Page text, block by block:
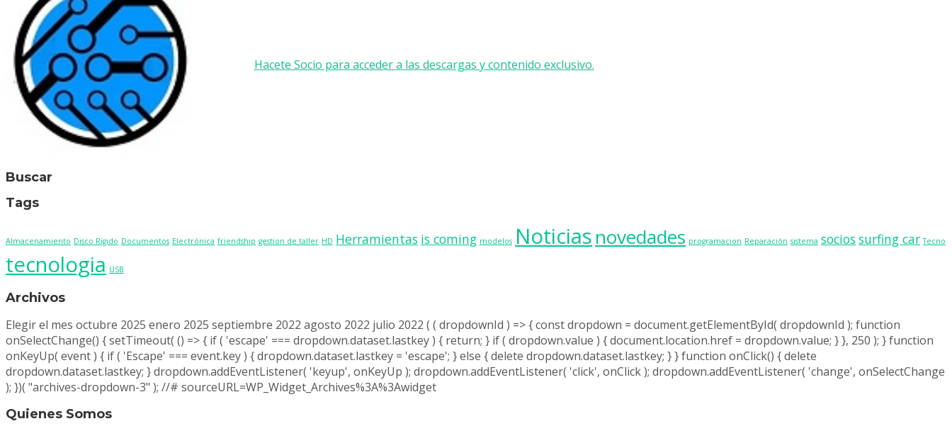
Hacete Socio para acceder a las descargas y contenido exclusivo.
Buscar
Buscar:
Tags
Almacenamiento Disco Rigido Documentos Electrónica friendship gestion de taller HD Herramientas is coming modelos Noticiasnovedades programacion Reparación sistema sociossurfing car Tecno
tecnologia USB
Archivos
Archivos
Elegir el mes octubre 2025 enero 2025 septiembre 2022 agosto 2022 julio 2022 ( ( dropdownId ) => { const dropdown = document.getElementById( dropdownId ); function
onSelectChange() { setTimeout( () => { if ( 'escape' === dropdown.dataset.lastkey ) { return; } if ( dropdown.value ) { document.location.href = dropdown.value; } }, 250 ); } function
onKeyUp( event ) { if ( 'Escape' === event.key ) { dropdown.dataset.lastkey = 'escape'; } else { delete dropdown.dataset.lastkey; } } function onClick() { delete
dropdown.dataset.lastkey; } dropdown.addEventListener( 'keyup', onKeyUp ); dropdown.addEventListener( 'click', onClick ); dropdown.addEventListener( 'change', onSelectChange
); })( "archives-dropdown-3" ); //# sourceURL=WP_Widget_Archives%3A%3Awidget
Quienes Somos